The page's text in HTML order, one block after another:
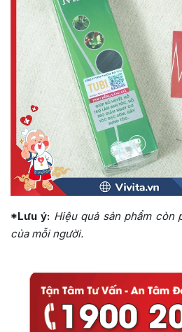
*Lưu ý: Hiệu quả sản phẩm còn
của mỗi người.